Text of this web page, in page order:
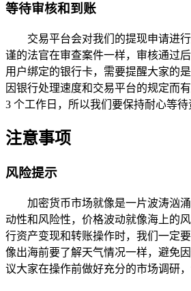
等待审核和到账
交易平台会对我们的提现申请进
谨的法官在审查案件一样，审核通过
用户绑定的银行卡，需要提醒大家的
因银行处理速度和交易平台的规定而
3 个工作日，所以我们要保持耐心等待
注意事项
风险提示
加密货币市场就像是一片波涛汹
动性和风险性，价格波动就像海上的
行资产变现和转账操作时，我们一定
像出海前要了解天气情况一样，避免
议大家在操作前做好充分的市场调研